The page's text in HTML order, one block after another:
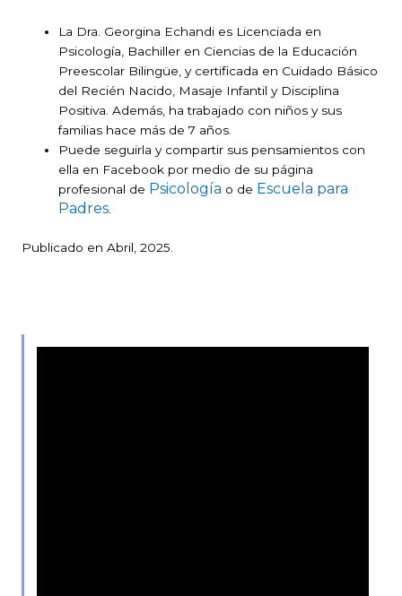
La Dra. Georgina Echandi es Licenciada en
Psicología, Bachiller en Ciencias de la Educación
Preescolar Bilingüe, y certificada en Cuidado Básico
del Recién Nacido, Masaje Infantil y Disciplina
Positiva. Además, ha trabajado con niños y sus
familias hace más de 7 años.
Puede seguirla y compartir sus pensamientos con
ella en Facebook por medio de su página
profesional de Psicología o de Escuela para
Padres
Publicado en Abril, 2025.